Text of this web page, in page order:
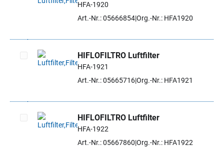
Artikel auswählen
HFA-1920
Art.-Nr.: 05666854Org.-Nr.: HFA1920
Artikel auswählen
HIFLOFILTRO Luftfilter
HFA-1921
Art.-Nr.: 05665716Org.-Nr.: HFA1921
Artikel auswählen
HIFLOFILTRO Luftfilter
HFA-1922
Art.-Nr.: 05667860 Org.-Nr.: HFA1922